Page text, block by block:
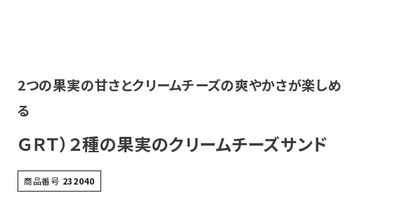
2つの果実の甘さとクリームチーズの爽やかさが楽しめ
る
ＧＲＴ）２種の果実のクリームチーズサンド
商品番号 232040